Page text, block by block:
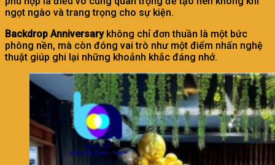
ngọt ngào và trang trọng cho sự kiện.
Backdrop Anniversarykhông chỉ đơn thuần là một bức
phông nền, mà còn đóng vai trò như một điểm nhấn nghệ
thuật giúp ghi lại những khoảnh khắc đáng nhớ.